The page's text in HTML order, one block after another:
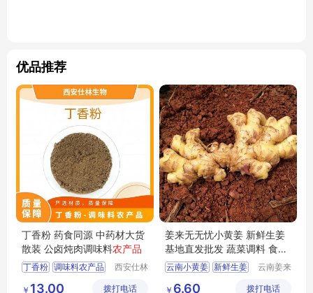
优品推荐
丁香粉 药食同源 中药材大货
散装 公卤炖肉调味料农产品
丁香粉 调味料农产品
西安仕林
有限公司
￥ 13.00 拨打电话
姜来无无忧小黄姜 新鲜生姜
基地直发批发 蔬菜调料 食用
蔬菜
云南小黄姜 新鲜生姜
云南姜来
科技有限
￥ 6.60 拨打电话